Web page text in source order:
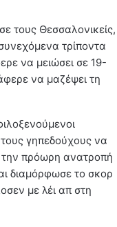
τους Θεσσαλονικείς,
τρίποντα
να μειώσει σε 19-
να μαζέψει τη
γηπεδούχους να
την πρόωρη ανατροπή
διαμόρφωσε το σκορ
με λέι απ στη